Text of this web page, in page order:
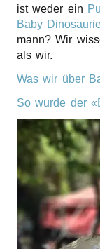
ist weder ein
Baby
mann? Wir
als wir.
Was wir über
So wurde der